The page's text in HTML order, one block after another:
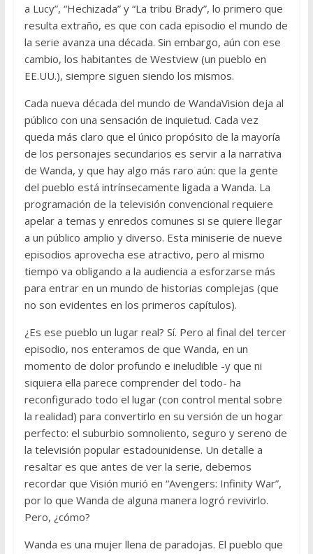
a Lucy”, “Hechizada” y “La tribu Brady”, lo primero que
resulta extraño, es que con cada episodio el mundo de
la serie avanza una década. Sin embargo, aún con ese
cambio, los habitantes de Westview (un pueblo en
EE.UU.), siempre siguen siendo los mismos.
Cada nueva década del mundo de WandaVision deja al
público con una sensación de inquietud. Cada vez
queda más claro que el único propósito de la mayoría
de los personajes secundarios es servir a la narrativa
de Wanda, y que hay algo más raro aún: que la gente
del pueblo está intrínsecamente ligada a Wanda. La
programación de la televisión convencional requiere
apelar a temas y enredos comunes si se quiere llegar
a un público amplio y diverso. Esta miniserie de nueve
episodios aprovecha ese atractivo, pero al mismo
tiempo va obligando a la audiencia a esforzarse más
para entrar en un mundo de historias complejas (que
no son evidentes en los primeros capítulos).
¿Es ese pueblo un lugar real? Sí. Pero al final del tercer
episodio, nos enteramos de que Wanda, en un
momento de dolor profundo e ineludible -y que ni
siquiera ella parece comprender del todo- ha
reconfigurado todo el lugar (con control mental sobre
la realidad) para convertirlo en su versión de un hogar
perfecto: el suburbio somnoliento, seguro y sereno de
la televisión popular estadounidense. Un detalle a
resaltar es que antes de ver la serie, debemos
recordar que Visión murió en “Avengers: Infinity War”,
por lo que Wanda de alguna manera logró revivirlo.
Pero, ¿cómo?
Wanda es una mujer llena de paradojas. El pueblo que